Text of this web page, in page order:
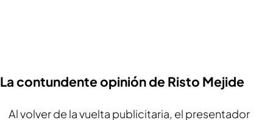
La contundente opinión de Risto Mejide
Al volver de la vuelta publicitaria, el presentador